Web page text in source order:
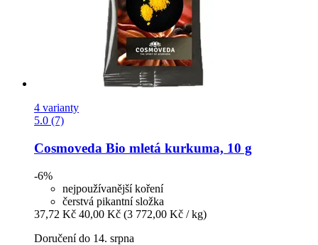
4 varianty
5.0 (7)
Cosmoveda Bio mletá kurkuma, 10 g
-6%
nejpoužívanější koření
čerstvá pikantní složka
37,72 Kč 40,00 Kč (3 772,00 Kč / kg)
Doručení do 14. srpna